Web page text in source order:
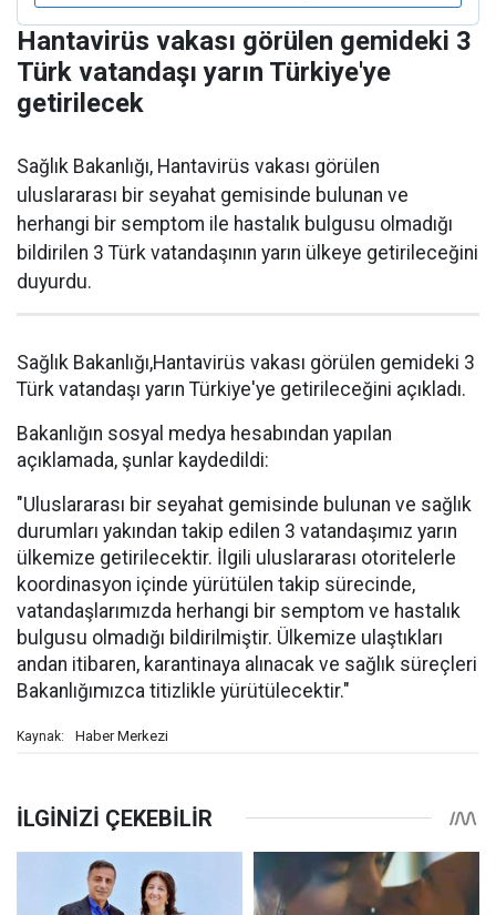
Hantavirüs vakası görülen gemideki 3
Türk vatandaşı yarın Türkiye'ye
getirilecek
Sağlık Bakanlığı, Hantavirüs vakası görülen
uluslararası bir seyahat gemisinde bulunan ve
herhangi bir semptom ile hastalık bulgusu olmadığı
bildirilen 3 Türk vatandaşının yarın ülkeye getirileceğini
duyurdu.
Sağlık Bakanlığı,Hantavirüs vakası görülen gemideki 3
Türk vatandaşı yarın Türkiye'ye getirileceğini açıkladı.
Bakanlığın sosyal medya hesabından yapılan
açıklamada, şunlar kaydedildi:
"Uluslararası bir seyahat gemisinde bulunan ve sağlık
durumları yakından takip edilen 3 vatandaşımız yarın
ülkemize getirilecektir. İlgili uluslararası otoritelerle
koordinasyon içinde yürütülen takip sürecinde,
vatandaşlarımızda herhangi bir semptom ve hastalık
bulgusu olmadığı bildirilmiştir. Ülkemize ulaştıkları
andan itibaren, karantinaya alınacak ve sağlık süreçleri
Bakanlığımızca titizlikle yürütülecektir."
Kaynak: Haber Merkezi